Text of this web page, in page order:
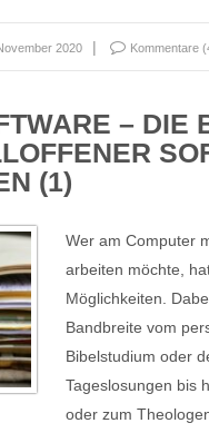
2020 Kommentare
– DIE
(1)
Wer am Computer
arbeiten möchte,
Möglichkeiten.
Bandbreite vom
Bibelstudium oder
Tageslosungen bis
oder zum